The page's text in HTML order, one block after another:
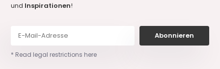
und Inspirationen!
Abonnieren
* Read legal restrictions here